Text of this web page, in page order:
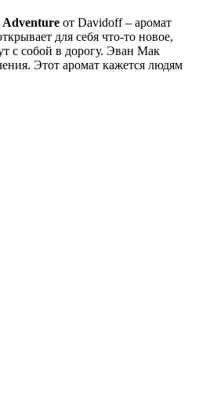
Adventure от Davidoff – аромат
для себя что-то новое,
с собой в дорогу. Эван Мак
Этот аромат кажется людям